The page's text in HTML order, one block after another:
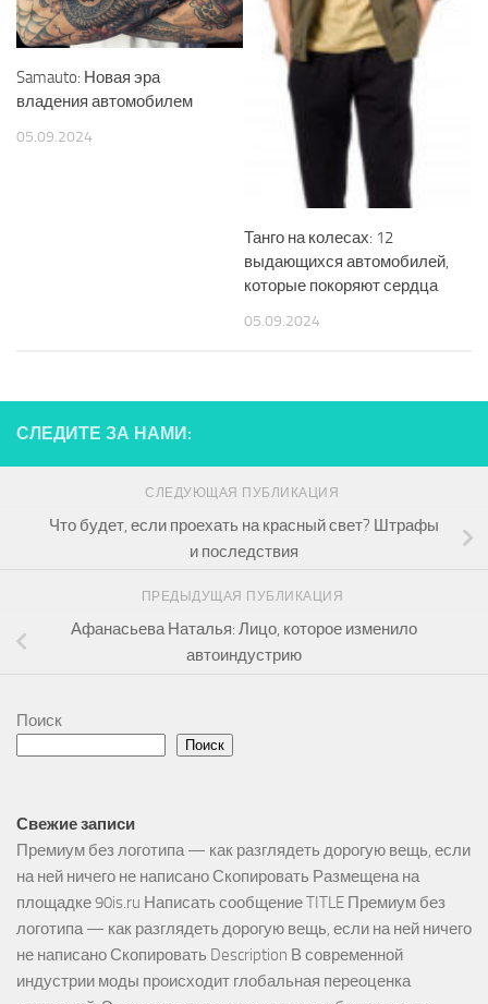
Samauto: Новая эра
владения автомобилем
05.09.2024
Танго на колесах: 12
выдающихся автомобилей,
которые покоряют сердца
05.09.2024
СЛЕДИТЕ ЗА НАМИ:
СЛЕДУЮЩАЯ ПУБЛИКАЦИЯ
Что будет, если проехать на красный свет? Штрафы
и последствия
ПРЕДЫДУЩАЯ ПУБЛИКАЦИЯ
Афанасьева Наталья: Лицо, которое изменило
автоиндустрию
Поиск
Поиск
Свежие записи
Премиум без логотипа — как разглядеть дорогую вещь, если
на ней ничего не написано Скопировать Размещена на
площадке 90is.ru Написать сообщение TITLE Премиум без
логотипа — как разглядеть дорогую вещь, если на ней ничего
не написано Скопировать Description В современной
индустрии моды происходит глобальная переоценка